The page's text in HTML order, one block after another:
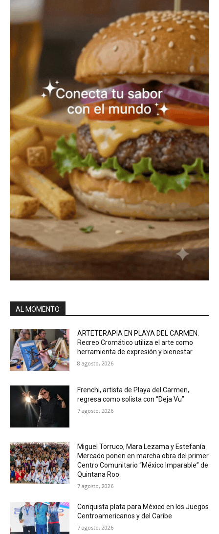
AL MOMENTO
ARTETERAPIA EN PLAYA DEL CARMEN:
Recreo Cromático utiliza el arte como
herramienta de expresión y bienestar
8 agosto, 2026
Frenchi, artista de Playa del Carmen,
regresa como solista con “Deja Vu”
7 agosto, 2026
Miguel Torruco, Mara Lezama y Estefanía
Mercado ponen en marcha obra del primer
Centro Comunitario “México Imparable” de
Quintana Roo
7 agosto, 2026
Conquista plata para México en los Juegos
Centroamericanos y del Caribe
7 agosto, 2026